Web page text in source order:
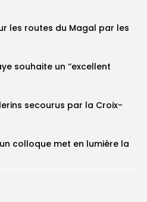
les routes du Magal par les
souhaite un ‘’excellent
secourus par la Croix-
colloque met en lumière la